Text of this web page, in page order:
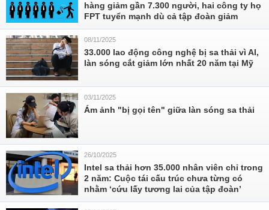
hàng giảm gần 7.300 người, hai công ty họ
FPT tuyển mạnh dù cả tập đoàn giảm
08/11/2025
33.000 lao động công nghệ bị sa thải vì AI,
làn sóng cắt giảm lớn nhất 20 năm tại Mỹ
03/11/2025
Ám ảnh "bị gọi tên" giữa làn sóng sa thải
26/10/2025
Intel sa thải hơn 35.000 nhân viên chỉ trong
2 năm: Cuộc tái cấu trúc chưa từng có
nhằm ‘cứu lấy tương lai của tập đoàn’